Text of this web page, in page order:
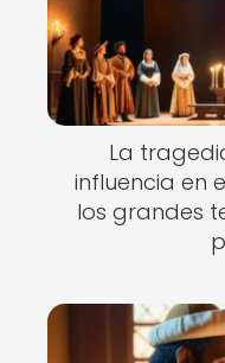
La
influencia en
los grandes